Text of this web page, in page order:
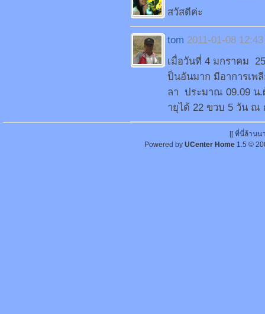
สวัสดีค่ะ
tom 2011-01-08 12:43
เมื่อวันที่ 4 มกราคม
ป็นอันมาก มีอาการเพ
ลา ประมาณ 09.09 น.
ายุได้ 22 ขวบ 5 วัน
[[ ที่นี่ล้านน
Powered by UCenter Home 1.5 ©